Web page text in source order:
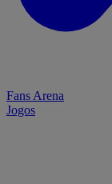
Fans Arena
Jogos